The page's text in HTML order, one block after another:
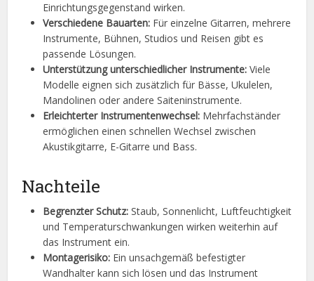
Einrichtungsgegenstand wirken.
Verschiedene Bauarten: Für einzelne Gitarren, mehrere
Instrumente, Bühnen, Studios und Reisen gibt es
passende Lösungen.
Unterstützung unterschiedlicher Instrumente: Viele
Modelle eignen sich zusätzlich für Bässe, Ukulelen,
Mandolinen oder andere Saiteninstrumente.
Erleichterter Instrumentenwechsel: Mehrfachständer
ermöglichen einen schnellen Wechsel zwischen
Akustikgitarre, E-Gitarre und Bass.
Nachteile
Begrenzter Schutz: Staub, Sonnenlicht, Luftfeuchtigkeit
und Temperaturschwankungen wirken weiterhin auf
das Instrument ein.
Montagerisiko: Ein unsachgemäß befestigter
Wandhalter kann sich lösen und das Instrument